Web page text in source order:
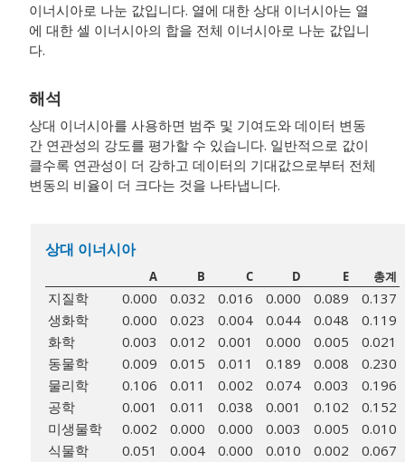
이너시아로 나눈 값입니다. 열에 대한 상대 이너시아는 열
에 대한 셀 이너시아의 합을 전체 이너시아로 나눈 값입니
다.
해석
상대 이너시아를 사용하면 범주 및 기여도와 데이터 변동
간 연관성의 강도를 평가할 수 있습니다. 일반적으로 값이
클수록 연관성이 더 강하고 데이터의 기대값으로부터 전체
변동의 비율이 더 크다는 것을 나타냅니다.
상대 이너시아
A B C D E 총계
지질학 0.000 0.032 0.016 0.000 0.089
0.137
생화학
0.000 0.023 0.004 0.044 0.048
0.119
화학
0.003 0.012 0.001 0.000 0.005
0.021
동물학
0.009 0.015 0.011 0.189 0.008
0.230
물리학
0.106 0.011 0.002 0.074 0.003
0.196
공학
0.001 0.011 0.038 0.001 0.102
0.152
미생물학
0.002 0.000 0.000 0.003 0.005
0.010
식물학
0.051 0.004 0.000 0.010 0.002
0.067